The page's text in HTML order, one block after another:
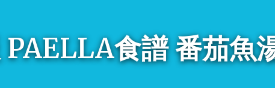
食譜 番茄魚